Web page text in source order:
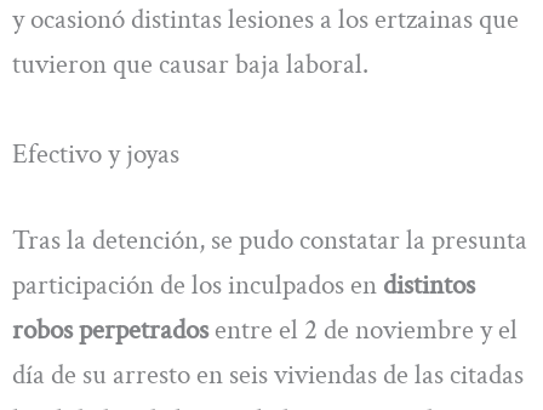
y ocasionó distintas lesiones a los ertzainas que
tuvieron que causar baja laboral.
Efectivo y joyas
Tras la detención, se pudo constatar la presunta
participación de los inculpados en distintos
robos perpetradosentre el 2 de noviembre y el
día de su arresto en seis viviendas de las citadas